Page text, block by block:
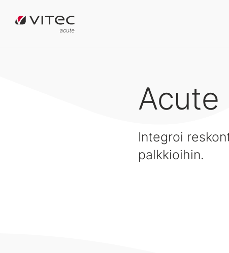
Acute
Integroi
palkkioihin.